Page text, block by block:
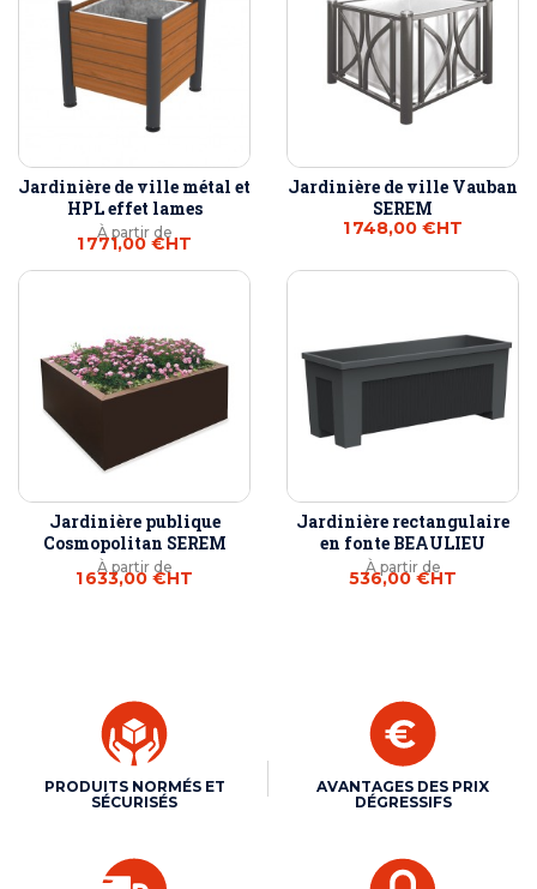
Jardinière de ville métal et
HPL effet lames
À partir de
1 771,00 €HT
Jardinière de ville Vauban
SEREM
1 748,00 €HT
Jardinière publique
Cosmopolitan SEREM
À partir de
1 633,00 €HT
Jardinière rectangulaire
en fonte BEAULIEU
À partir de
536,00 €HT
PRODUITS NORMÉS ET
SÉCURISÉS
AVANTAGES DES PRIX
DÉGRESSIFS